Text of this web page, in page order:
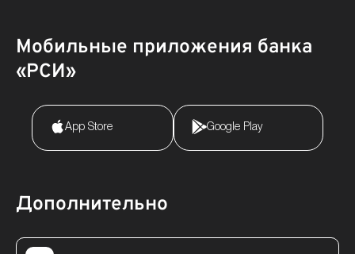
Мобильные приложения банка
«РСИ»
App Store Google Play
Дополнительно